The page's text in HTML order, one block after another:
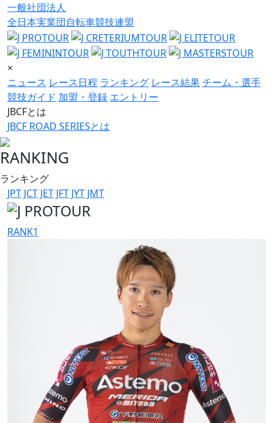
一般社団法人
全日本実業団自転車競技連盟
×
ニュース レース日程 ランキング レース結果チーム・選手
競技ガイド 加盟・登録 エントリー
JBCFとは
JBCF ROAD SERIESとは
RANKING
ランキング
JPT JCT JET JFT JYT JMT
RANK1